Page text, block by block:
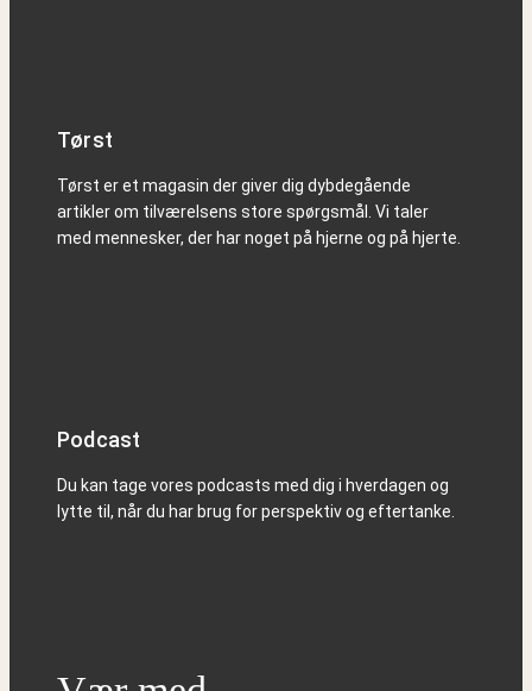
Tørst
Tørst er et magasin der giver dig dybdegående
artikler om tilværelsens store spørgsmål. Vi taler
med mennesker, der har noget på hjerne og på hjerte.
Podcast
Du kan tage vores podcasts med dig i hverdagen og
lytte til, når du har brug for perspektiv og eftertanke.